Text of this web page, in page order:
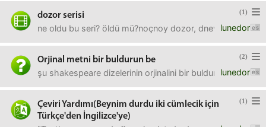
(1)
dozor serisi
lunedor
ne oldu bu seri? öldü mü?noçnoy dozor, dnevnov dozor
(2)
Orjinal metni bir buldurun be
lunedor
şu shakespeare dizelerinin orjinalini bir buldursanız ya
(1)
Çeviri Yardımı(Beynim durdu iki cümlecik için
Türkçe'den İngilizce'ye)